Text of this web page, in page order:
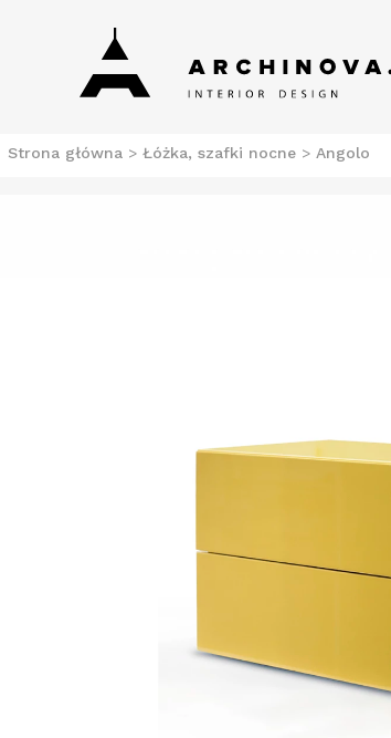
Archinova Studio
Salon meblowy Szczecin. Meble nowoczesne.
Strona główna > Łóżka, szafki nocne > Angolo